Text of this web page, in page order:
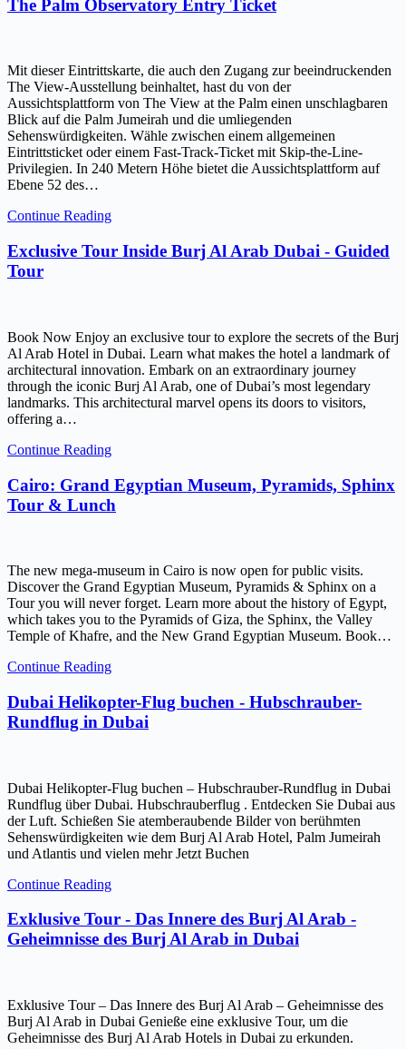
The Palm Observatory Entry Ticket
Mit dieser Eintrittskarte, die auch den Zugang zur beeindruckenden
The View-Ausstellung beinhaltet, hast du von der
Aussichtsplattform von The View at the Palm einen unschlagbaren
Blick auf die Palm Jumeirah und die umliegenden
Sehenswürdigkeiten. Wähle zwischen einem allgemeinen
Eintrittsticket oder einem Fast-Track-Ticket mit Skip-the-Line-
Privilegien. In 240 Metern Höhe bietet die Aussichtsplattform auf
Ebene 52 des…
Continue Reading
Exclusive Tour Inside Burj Al Arab Dubai - Guided
Tour
Book Now Enjoy an exclusive tour to explore the secrets of the Burj
Al Arab Hotel in Dubai. Learn what makes the hotel a landmark of
architectural innovation. Embark on an extraordinary journey
through the iconic Burj Al Arab, one of Dubai’s most legendary
landmarks. This architectural marvel opens its doors to visitors,
offering a…
Continue Reading
Cairo: Grand Egyptian Museum, Pyramids, Sphinx
Tour & Lunch
The new mega-museum in Cairo is now open for public visits.
Discover the Grand Egyptian Museum, Pyramids & Sphinx on a
Tour you will never forget. Learn more about the history of Egypt,
which takes you to the Pyramids of Giza, the Sphinx, the Valley
Temple of Khafre, and the New Grand Egyptian Museum. Book…
Continue Reading
Dubai Helikopter-Flug buchen - Hubschrauber-
Rundflug in Dubai
Dubai Helikopter-Flug buchen – Hubschrauber-Rundflug in Dubai
Rundflug über Dubai. Hubschrauberflug . Entdecken Sie Dubai aus
der Luft. Schießen Sie atemberaubende Bilder von berühmten
Sehenswürdigkeiten wie dem Burj Al Arab Hotel, Palm Jumeirah
und Atlantis und vielen mehr Jetzt Buchen
Continue Reading
Exklusive Tour - Das Innere des Burj Al Arab -
Geheimnisse des Burj Al Arab in Dubai
Exklusive Tour – Das Innere des Burj Al Arab – Geheimnisse des
Burj Al Arab in Dubai Genieße eine exklusive Tour, um die
Geheimnisse des Burj Al Arab Hotels in Dubai zu erkunden.